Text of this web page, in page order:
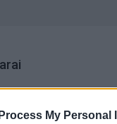
My Personal